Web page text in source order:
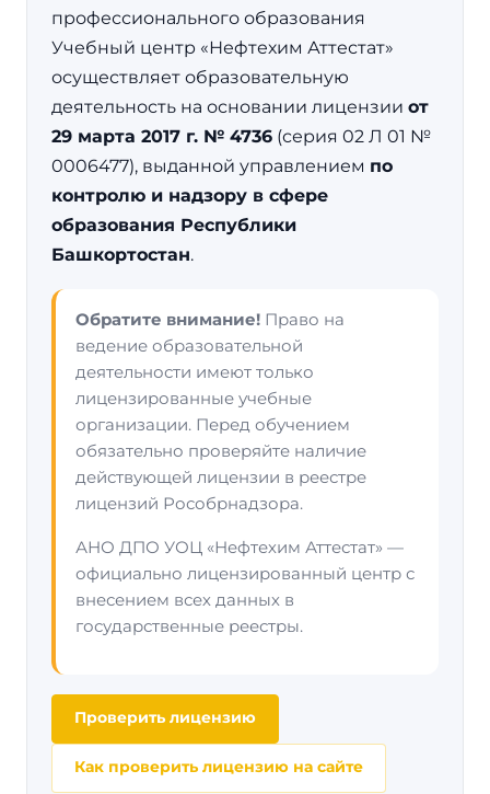
профессионального образования
Учебный центр «Нефтехим Аттестат»
осуществляет образовательную
деятельность на основании лицензии от
29 марта 2017 г. № 4736 (серия 02 Л 01 №
0006477), выданной управлением по
контролю и надзору в сфере
образования Республики
Башкортостан.
Обратите внимание! Право на
ведение образовательной
деятельности имеют только
лицензированные учебные
организации. Перед обучением
обязательно проверяйте наличие
действующей лицензии в реестре
лицензий Рособрнадзора.
АНО ДПО УОЦ «Нефтехим Аттестат» —
официально лицензированный центр с
внесением всех данных в
государственные реестры.
Проверить лицензию
Как проверить лицензию на сайте